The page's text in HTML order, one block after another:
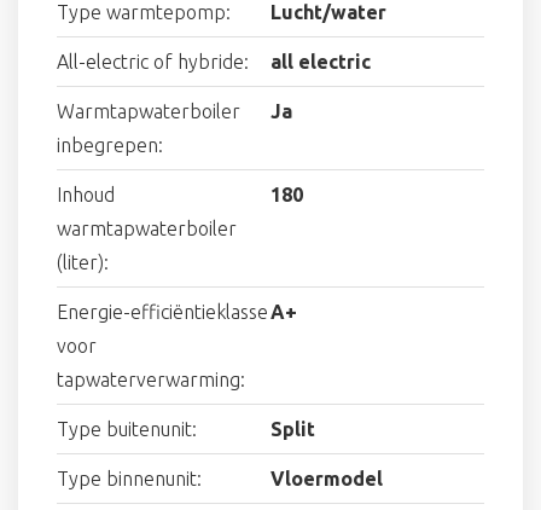
Type warmtepomp: Lucht/water
All-electric of hybride: all electric
Warmtapwaterboiler
inbegrepen:
Ja
Inhoud
warmtapwaterboiler
(liter):
180
Energie-efficiëntieklasse
voor
tapwaterverwarming:
A+
Type buitenunit: Split
Type binnenunit: Vloermodel